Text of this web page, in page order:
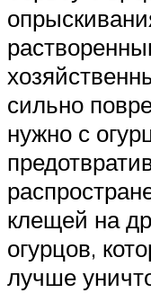
сильно
нужно с
клещей на
огурцов,
лучше